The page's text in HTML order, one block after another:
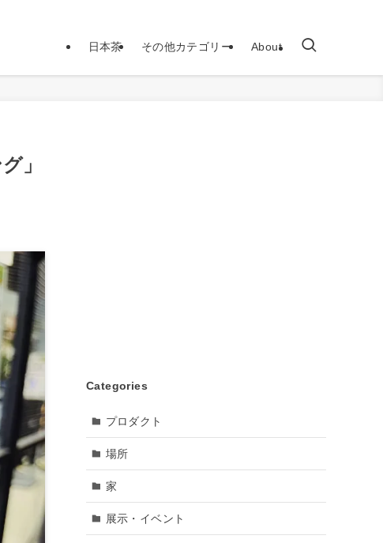
日本茶 その他カテゴリー About
」
Categories
プロダクト
場所
家
展示・イベント